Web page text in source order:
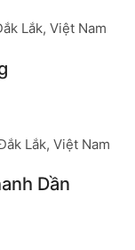
Lắk, Việt Nam
Lắk, Việt Nam
Dần